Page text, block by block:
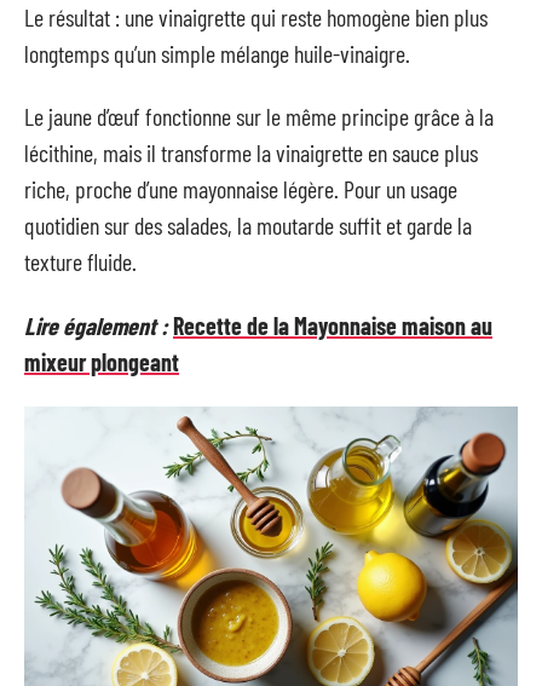
Le résultat : une vinaigrette qui reste homogène bien plus
longtemps qu’un simple mélange huile-vinaigre.
Le jaune d’œuf fonctionne sur le même principe grâce à la
lécithine, mais il transforme la vinaigrette en sauce plus
riche, proche d’une mayonnaise légère. Pour un usage
quotidien sur des salades, la moutarde suffit et garde la
texture fluide.
Lire également :Recette de la Mayonnaise maison au
mixeur plongeant